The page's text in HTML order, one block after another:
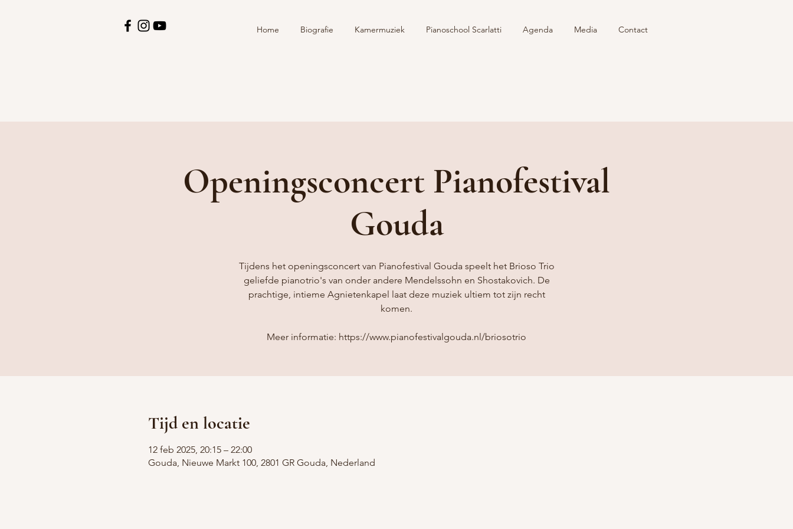
Home Biografie Kamermuziek Pianoschool Scarlatti Agenda Media Contact
Openingsconcert Pianofestival
Gouda
Tijdens het openingsconcert van Pianofestival Gouda speelt het Brioso Trio
geliefde pianotrio's van onder andere Mendelssohn en Shostakovich. De
prachtige, intieme Agnietenkapel laat deze muziek ultiem tot zijn recht
komen.
Meer informatie: https://www.pianofestivalgouda.nl/briosotrio
Tijd en locatie
12 feb 2025, 20:15 – 22:00
Gouda, Nieuwe Markt 100, 2801 GR Gouda, Nederland